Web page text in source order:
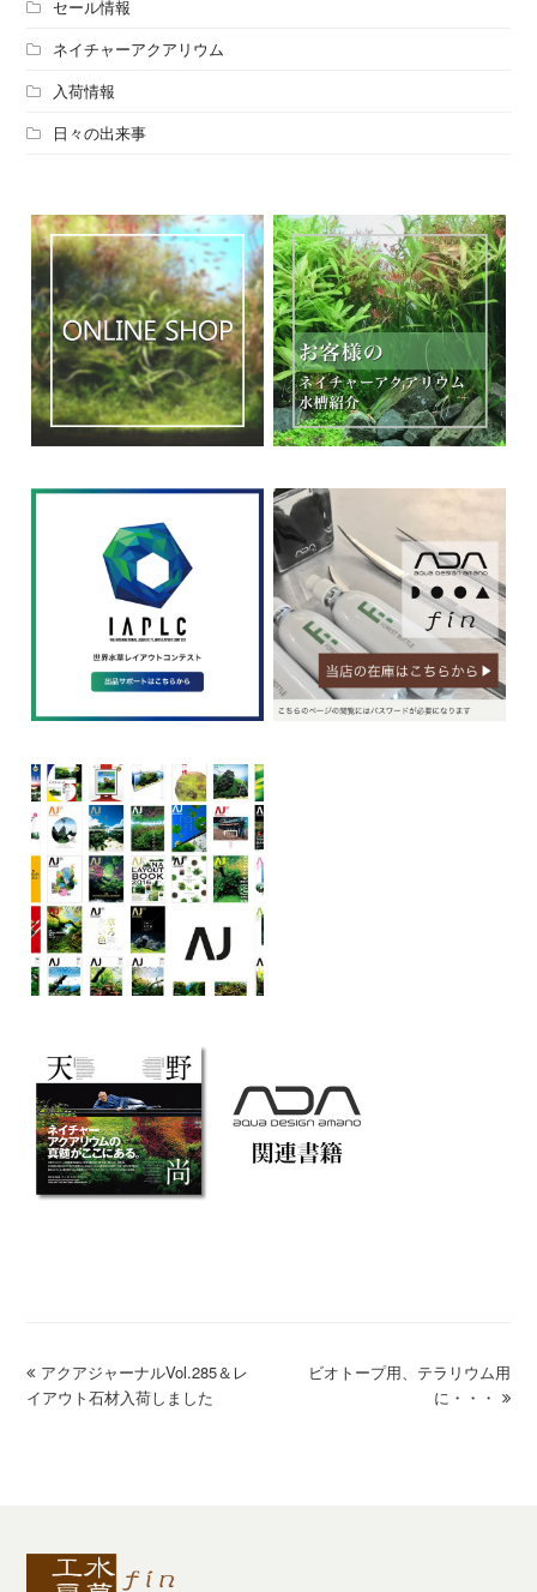
セール情報
ネイチャーアクアリウム
入荷情報
日々の出来事
previous
post:
アクアジャーナルVol.285＆レ
イアウト石材入荷しました
next
ビオトープ用、テラリウム用
に・・・